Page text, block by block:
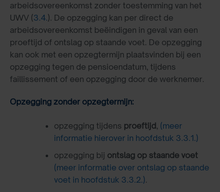
arbeidsovereenkomst zonder toestemming van het
UWV (3.4.). De opzegging kan per direct de
arbeidsovereenkomst beëindigen in geval van een
proeftijd of ontslag op staande voet. De opzegging
kan ook met een opzegtermijn plaatsvinden bij een
opzegging tegen de pensioendatum, tijdens
faillissement of een opzegging door de werknemer.
Opzegging zonder opzegtermijn:
opzegging tijdens proeftijd, (meer
informatie hierover in hoofdstuk 3.3.1.)
opzegging bij ontslag op staande voet
(meer informatie over ontslag op staande
voet in hoofdstuk 3.3.2.).